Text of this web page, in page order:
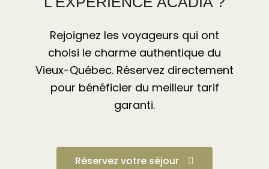
Rejoignez les voyageurs qui ont
choisi le charme authentique du
Vieux-Québec. Réservez directement
pour bénéficier du meilleur tarif
garanti.
Réservez votre séjour